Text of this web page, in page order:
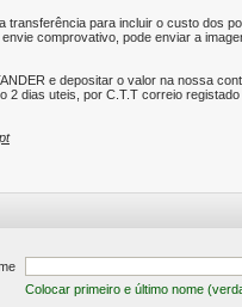
transferência para incluir o custo dos
comprovativo, pode enviar a
e depositar o valor na nossa
2 dias uteis, por C.T.T correio
Colocar primeiro e último nome